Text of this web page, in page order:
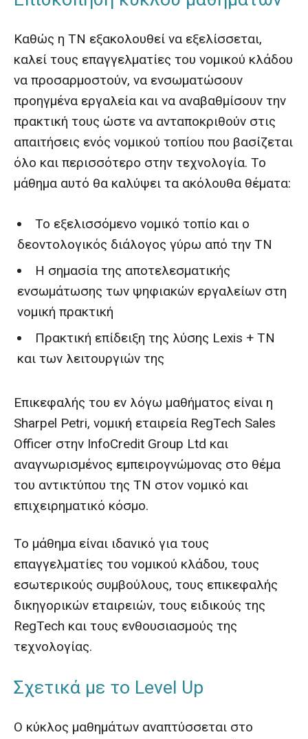
Καθώς η ΤΝ εξακολουθεί να εξελίσσεται,
καλεί τους επαγγελματίες του νομικού κλάδου
να προσαρμοστούν, να ενσωματώσουν
προηγμένα εργαλεία και να αναβαθμίσουν την
πρακτική τους ώστε να ανταποκριθούν στις
απαιτήσεις ενός νομικού τοπίου που βασίζεται
όλο και περισσότερο στην τεχνολογία. Το
μάθημα αυτό θα καλύψει τα ακόλουθα θέματα:
Το εξελισσόμενο νομικό τοπίο και ο
δεοντολογικός διάλογος γύρω από την ΤΝ
Η σημασία της αποτελεσματικής
ενσωμάτωσης των ψηφιακών εργαλείων στη
νομική πρακτική
Πρακτική επίδειξη της λύσης Lexis + ΤΝ
και των λειτουργιών της
Επικεφαλής του εν λόγω μαθήματος είναι η
Sharpel Petri, νομική εταιρεία RegTech Sales
Officer στην InfoCredit Group Ltd και
αναγνωρισμένος εμπειρογνώμονας στο θέμα
του αντικτύπου της ΤΝ στον νομικό και
επιχειρηματικό κόσμο.
Το μάθημα είναι ιδανικό για τους
επαγγελματίες του νομικού κλάδου, τους
εσωτερικούς συμβούλους, τους επικεφαλής
δικηγορικών εταιρειών, τους ειδικούς της
RegTech και τους ενθουσιασμούς της
τεχνολογίας.
Σχετικά με το Level Up
Ο κύκλος μαθημάτων αναπτύσσεται στο